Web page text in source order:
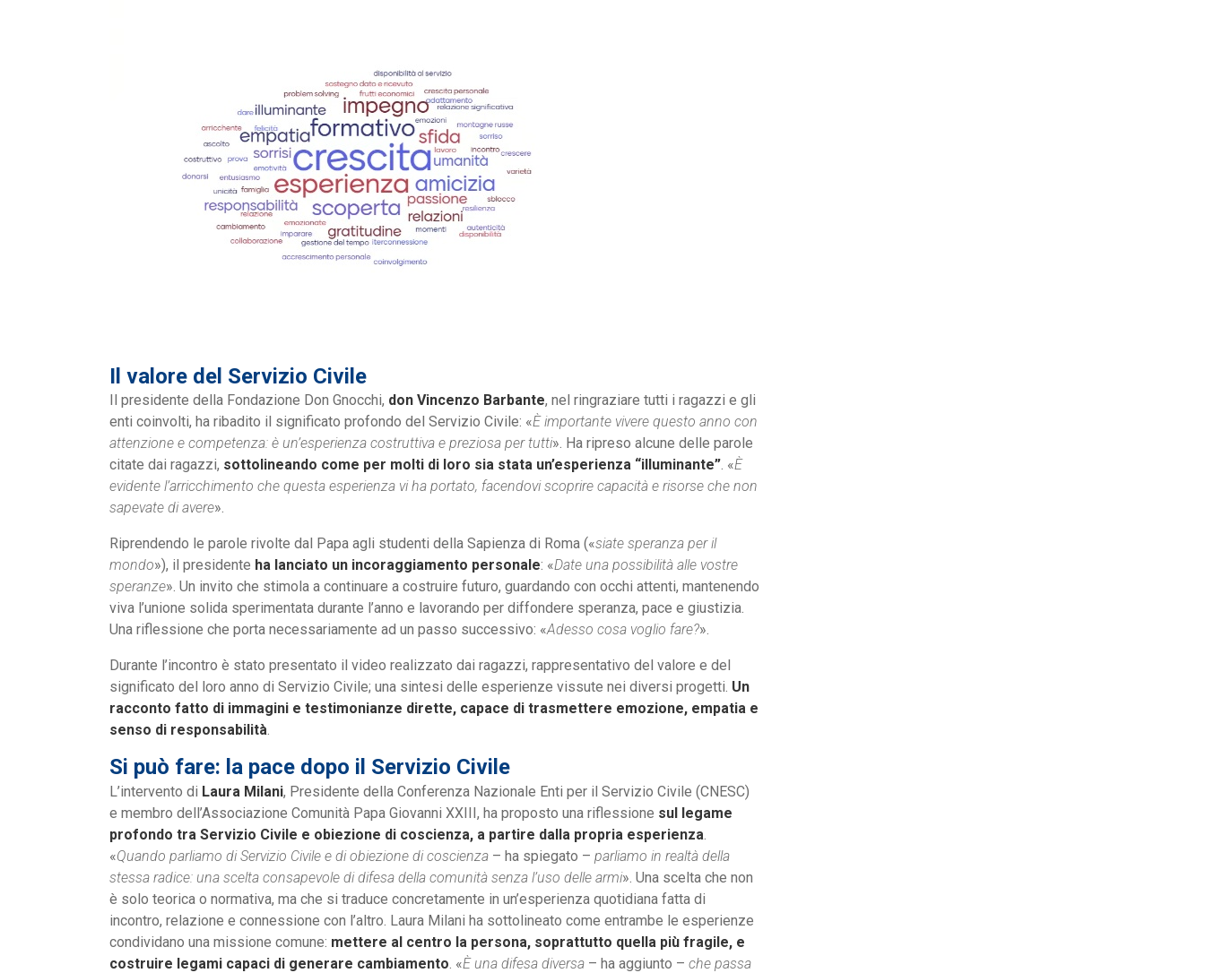
Il valore del Servizio Civile
Il presidente della Fondazione Don Gnocchi, don Vincenzo Barbante, nel ringraziare tutti i ragazzi e gli
enti coinvolti, ha ribadito il significato profondo del Servizio Civile: «È importante vivere questo anno con
attenzione e competenza: è un’esperienza costruttiva e preziosa per tutti». Ha ripreso alcune delle parole
citate dai ragazzi, sottolineando come per molti di loro sia stata un’esperienza “illuminante”. «È
evidente l’arricchimento che questa esperienza vi ha portato, facendovi scoprire capacità e risorse che non
sapevate di avere».
Riprendendo le parole rivolte dal Papa agli studenti della Sapienza di Roma («siate speranza per il
mondo»), il presidente ha lanciato un incoraggiamento personale: «Date una possibilità alle vostre
speranze». Un invito che stimola a continuare a costruire futuro, guardando con occhi attenti, mantenendo
viva l’unione solida sperimentata durante l’anno e lavorando per diffondere speranza, pace e giustizia.
Una riflessione che porta necessariamente ad un passo successivo: «Adesso cosa voglio fare?».
Durante l’incontro è stato presentato il video realizzato dai ragazzi, rappresentativo del valore e del
significato del loro anno di Servizio Civile; una sintesi delle esperienze vissute nei diversi progetti. Un
racconto fatto di immagini e testimonianze dirette, capace di trasmettere emozione, empatia e
senso di responsabilità.
Si può fare: la pace dopo il Servizio Civile
L’intervento di Laura Milani, Presidente della Conferenza Nazionale Enti per il Servizio Civile (CNESC)
e membro dell’Associazione Comunità Papa Giovanni XXIII, ha proposto una riflessione sul legame
profondo tra Servizio Civile e obiezione di coscienza, a partire dalla propria esperienza.
«Quando parliamo di Servizio Civile e di obiezione di coscienza – ha spiegato – parliamo in realtà della
stessa radice: una scelta consapevole di difesa della comunità senza l’uso delle armi». Una scelta che non
è solo teorica o normativa, ma che si traduce concretamente in un’esperienza quotidiana fatta di
incontro, relazione e connessione con l’altro. Laura Milani ha sottolineato come entrambe le esperienze
condividano una missione comune: mettere al centro la persona, soprattutto quella più fragile, e
costruire legami capaci di generare cambiamento. «È una difesa diversa – ha aggiunto – che passa